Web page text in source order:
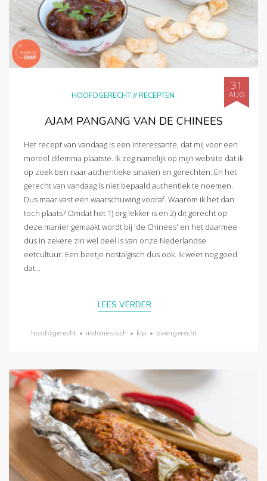
HOOFDGERECHT//RECEPTEN
31
AUG
AJAM PANGANG VAN DE CHINEES
Het recept van vandaag is een interessante, dat mij voor een
moreel dilemma plaatste. Ik zeg namelijk op mijn website dat ik
op zoek ben naar authentieke smaken en gerechten. En het
gerecht van vandaag is niet bepaald authentiek te noemen.
Dus maar vast een waarschuwing vooraf. Waarom ik het dan
toch plaats? Omdat het 1) erg lekker is en 2) dit gerecht op
deze manier gemaakt wordt bij 'de Chinees' en het daarmee
dus in zekere zin wel deel is van onze Nederlandse
eetcultuur. Een beetje nostalgisch dus ook. Ik weet nog goed
dat...
LEES VERDER
hoofdgerecht • indonesisch • kip • ovengerecht